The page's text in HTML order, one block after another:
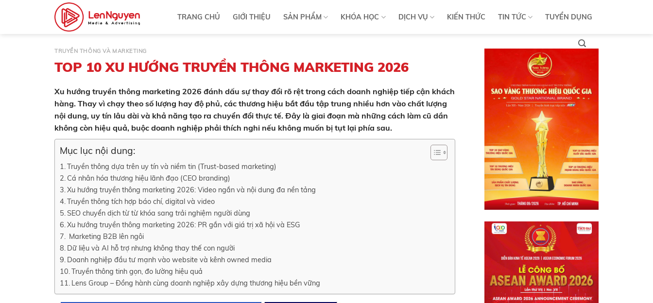
TRANG CHỦ GIỚI THIỆU SẢN PHẨM KHÓA HỌC DỊCH VỤ KIẾN THỨC TIN TỨC TUYỂN DỤNG
TRUYỀN THÔNG VÀ MARKETING
TOP 10 XU HƯỚNG TRUYỀN THÔNG MARKETING 2026
Xu hướng truyền thông marketing 2026 đánh dấu sự thay đổi rõ rệt trong cách doanh nghiệp tiếp cận khách
hàng. Thay vì chạy theo số lượng hay độ phủ, các thương hiệu bắt đầu tập trung nhiều hơn vào chất lượng
nội dung, uy tín lâu dài và khả năng tạo ra chuyển đổi thực tế. Đây là giai đoạn mà những cách làm cũ dần
không còn hiệu quả, buộc doanh nghiệp phải thích nghi nếu không muốn bị tụt lại phía sau.
Mục lục nội dung:
Truyền thông dựa trên uy tín và niềm tin (Trust-based marketing)
Cá nhân hóa thương hiệu lãnh đạo (CEO branding)
Xu hướng truyền thông marketing 2026: Video ngắn và nội dung đa nền tảng
Truyền thông tích hợp báo chí, digital và video
SEO chuyển dịch từ từ khóa sang trải nghiệm người dùng
Xu hướng truyền thông marketing 2026: PR gắn với giá trị xã hội và ESG
Marketing B2B lên ngôi
Dữ liệu và AI hỗ trợ nhưng không thay thế con người
Doanh nghiệp đầu tư mạnh vào website và kênh owned media
Truyền thông tinh gọn, đo lường hiệu quả
Lens Group – Đồng hành cùng doanh nghiệp xây dựng thương hiệu bền vững